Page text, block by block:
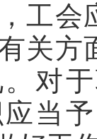
工会
关方
对
当